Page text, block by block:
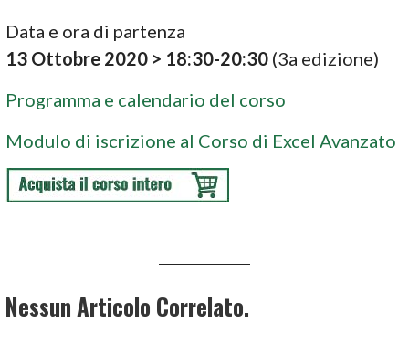
Data e ora di partenza
13 Ottobre 2020 > 18:30-20:30 (3a edizione)
Programma e calendario del corso
Modulo di iscrizione al Corso di Excel Avanzato
Nessun Articolo Correlato.